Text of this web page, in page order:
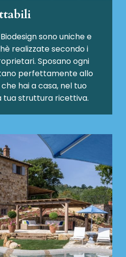
sono uniche e
realizzate secondo i
Sposano ogni
perfettamente allo
hai a casa, nel tuo
tua struttura ricettiva.